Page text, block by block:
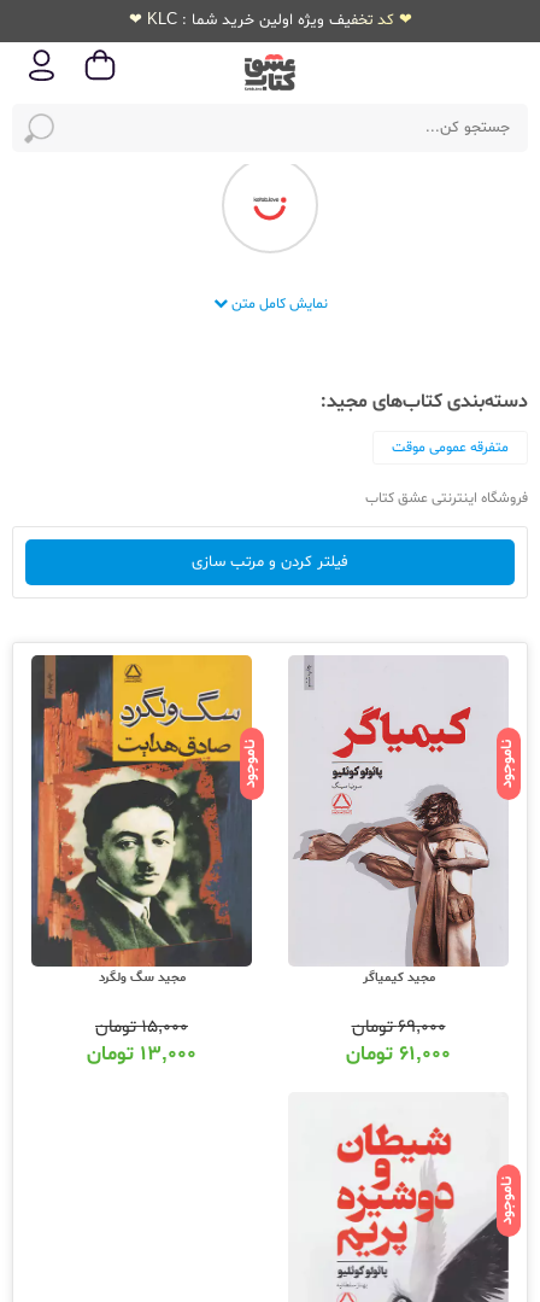
❤ کد تخفیف ویژه اولین خرید شما : KLC ❤
انتشارات مجید
نمایش کامل متن
دسته‌بندی کتاب‌های مجید:
متفرقه عمومی موقت
فروشگاه اینترنتی عشق کتاب
فیلتر کردن و مرتب سازی
ناموجود
مجید کیمیاگر
۶۹,۰۰۰تومان
۶۱,۰۰۰ تومان
ناموجود
مجید سگ ولگرد
۱۵,۰۰۰تومان
۱۳,۰۰۰ تومان
ناموجود